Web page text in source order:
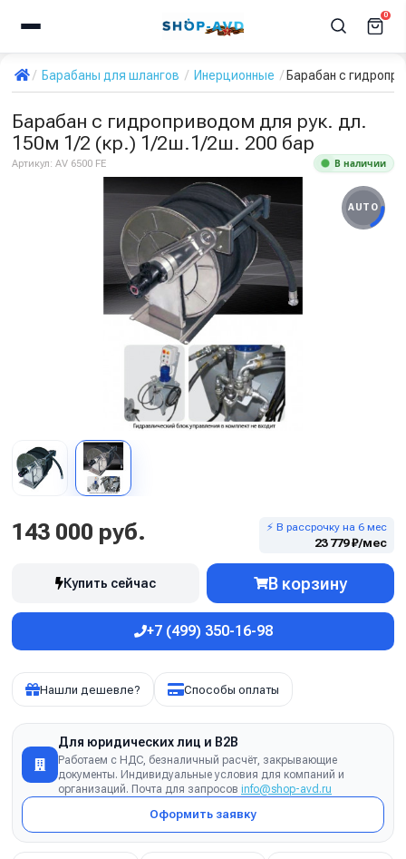
0
Барабаны для шлангов Инерционные Барабан с
Барабан с гидроприводом для рук. дл.
150м 1/2 (кр.) 1/2ш.1/2ш. 200 бар
Артикул: AV 6500 FE В наличии
AUTO
143 000 руб. ⚡ В рассрочку на 6 мес
23 779 ₽/мес
Купить сейчас В корзину
+7 (499) 350-16-98
Нашли дешевле? Способы оплаты
Для юридических лиц и B2B
Работаем с НДС, безналичный расчёт, закрывающие
документы. Индивидуальные условия для компаний и
организаций. Почта для запросов info@shop-avd.ru
Оформить заявку